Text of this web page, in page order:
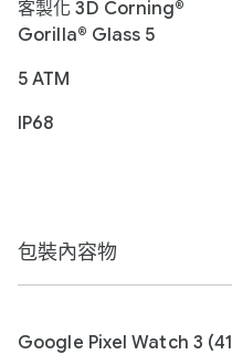
客製化 3D Corning®
Gorilla® Glass 5
5 ATM
IP68
包裝內容物
Google Pixel Watch 3 (41